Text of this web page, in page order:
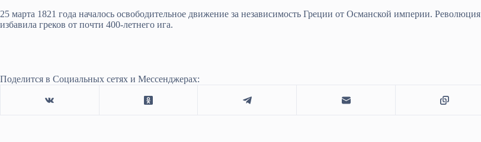
25 марта 1821 года началось освободительное движение за независимость Греции от Османской империи. Революция
избавила греков от почти 400-летнего ига.
Поделится в Социальных сетях и Мессенджерах: